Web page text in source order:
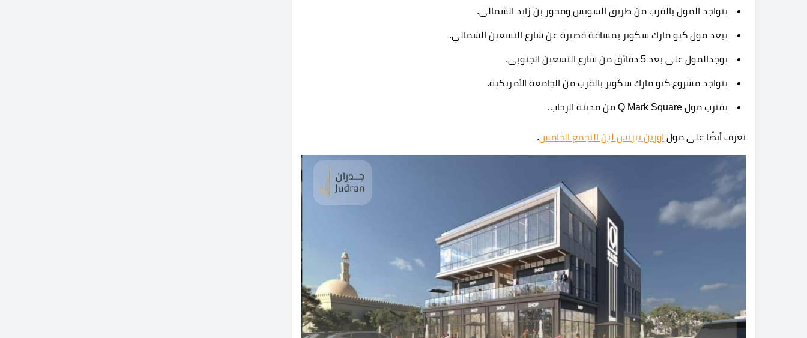
يتواجد المول بالقرب من طريق السويس ومحور بن زايد الشمالى.
يبعد مول كيو مارك سكوير بمسافة قصيرة عن شارع التسعين الشمالي.
يوجدالمول على بعد 5 دقائق من شارع التسعين الجنوبى.
يتواجد مشروع كيو مارك سكوير بالقرب من الجامعة الأمريكية.
يقترب مول Q Mark Square من مدينة الرحاب.
تعرف أيضًا على مول اوربن بيزنس لين التجمع الخامس.